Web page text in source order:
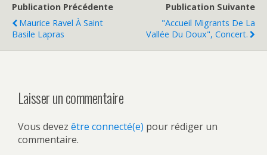
Publication Précédente
Maurice Ravel À Saint
Basile Lapras
Publication Suivante
"Accueil Migrants De La
Vallée Du Doux", Concert.
Laisser un commentaire
Vous devez être connecté(e) pour rédiger un
commentaire.